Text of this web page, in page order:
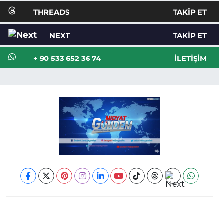
THREADS TAKIP ET
NEXT TAKIP ET
+ 90 533 652 36 74 İLETIŞIM